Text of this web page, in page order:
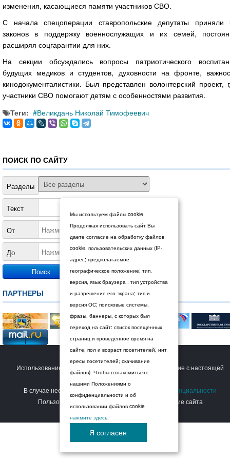
изменения, касающиеся памяти участников СВО.
С начала спецоперации ставропольские депутаты приняли
законов в поддержку военнослужащих и их семей,
расширяя соцгарантии для них.
На секции обсуждались вопросы патриотического
будущих медиков и студентов, духовности на фронте,
кинодокументалистики. Был представлен волонтерский проект,
участники СВО помогают детям с особенностями развития.
Теги:
Великдань Николай Тимофеевич
ПОИСК ПО САЙТУ
Разделы
Текст
От
До
ПАРТНЕРЫ
Использование сайта Пользователем означает согласие с настоящей
В случае несогласия с условиями
Политики конфиденциальности
Пользователь должен прекратить использование сайта
Мы используем файлы cookie.
Продолжая использовать сайт Вы
даете согласие на обработку файлов
cookie, пользовательских данных (IP-
адрес; предполагаемое
географическое положение; тип.
версия, язык браузера : тип устройства
и разрешение его экрана; тип и
версия ОС; поисковые системы,
фразы, баннеры, с которых был
переход на сайт: список посещенных
страниц и проведенное время на
сайте; пол и возраст посетителей; инт
ересы посетителей; скачивание
файлов). Чтобы ознакомиться с
нашими Положениями о
конфиденциальности и об
использовании файлов cookie
нажмите здесь.
Я согласен